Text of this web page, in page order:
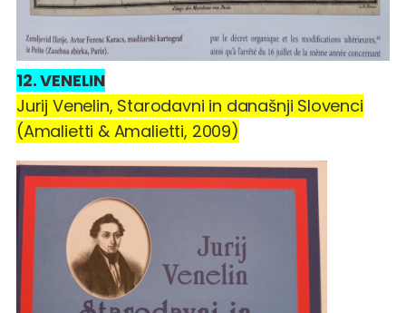
12. VENELIN
Jurij Venelin, Starodavni in današnji Slovenci
(Amalietti & Amalietti, 2009)